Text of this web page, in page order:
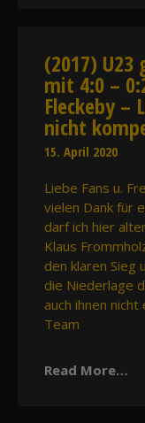
(2017)
mit 4:0 –
Fleckeby –
nicht
15. April 2020
Liebe Fans u.
vielen Dank für
darf ich hier
Klaus
den klaren Sieg
die Niederlage
auch ihnen
Team
Read More…